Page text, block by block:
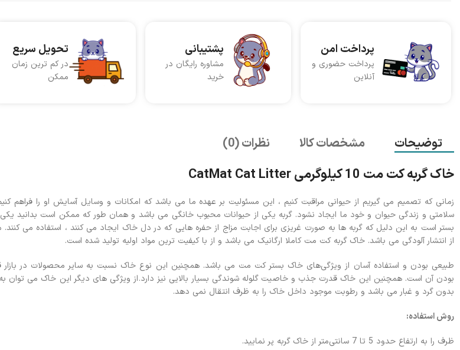
پرداخت امن
پرداخت حضوری و
آنلاین
پشتیبانی
مشاوره رایگان در
خرید
تحویل سریع
در کم ترین زمان
ممکن
توضیحات مشخصات کالا نظرات (0)
خاک گربه کت مت 10 کیلوگرمی CatMat Cat Litter
زمانی که تصمیم می گیریم از حیوانی مراقبت کنیم ، این مسئولیت بر عهده ما می باشد که امکانات و وسایل آسایش او را فراهم
سلامتی و زندگی حیوان و خود ما ایجاد نشود. گربه یکی از حیوانات محبوب خانگی می باشد و همان طور که ممکن است بدانید
بستر است به این دلیل که گربه ها به صورت غریزی برای اجابت مزاج از حفره هایی که در دل خاک ایجاد می کنند ، استفاده می کنند.
از انتشار آلودگی می باشد. خاک گربه کت مت کاملا ارگانیک می باشد و از با کیفیت ترین مواد اولیه تولید شده است.
طبیعی بودن و استفاده آسان از ویژگی‌های خاک بستر کت مت می باشد. همچنین این نوع خاک نسبت به سایر محصولات در بازار
بودن آن است. همچنین این خاک قدرت جذب و خاصیت گلوله شوندگی بسیار بالایی نیز دارد. از ویژگی های دیگر این خاک می توان
بدون گرد و غبار می باشد و رطوبت موجود داخل خاک را به ظرف انتقال نمی دهد.
روش استفاده:
ظرف را به ارتفاع حدود 5 تا 7 سانتی‌متر از خاک گربه پر نمایید.